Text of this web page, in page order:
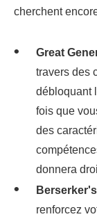
cherchent
Great
travers des
débloquant
fois que
des
donnera
renforcez